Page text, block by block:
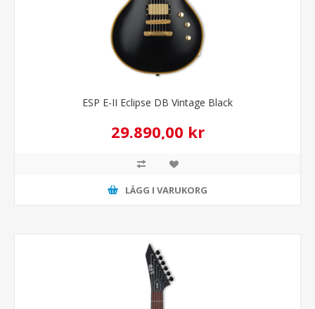
ESP E-II Eclipse DB Vintage Black
29.890,00 kr
LÄGG I VARUKORG